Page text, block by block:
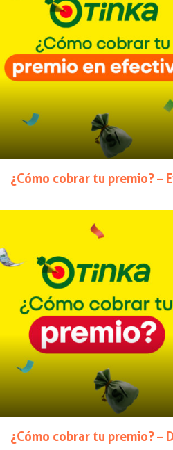
¿Cómo cobrar tu premio? –
¿Cómo cobrar tu premio? –